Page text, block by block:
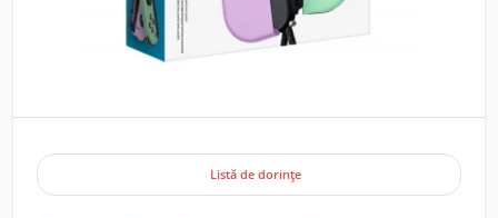
Listă de dorințe